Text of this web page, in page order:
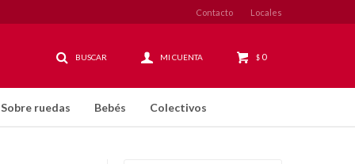
Sobre ruedas Bebés Colectivos
$ 0
Contacto Locales